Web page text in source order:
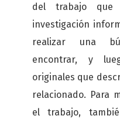
del trabajo
investigación
realizar una
encontrar, y
originales que
relacionado. Para
el trabajo,